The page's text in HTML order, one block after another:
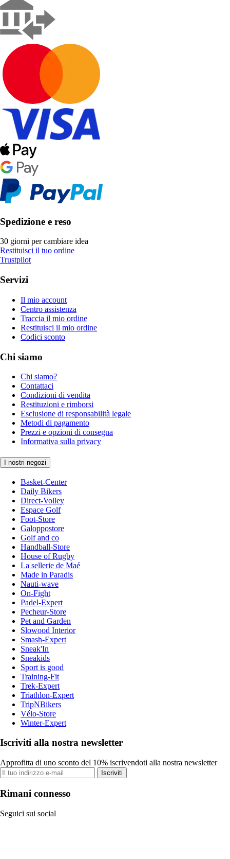
Spedizione e reso
30 giorni per cambiare idea
Restituisci il tuo ordine
Trustpilot
Servizi
Il mio account
Centro assistenza
Traccia il mio ordine
Restituisci il mio ordine
Codici sconto
Chi siamo
Chi siamo?
Contattaci
Condizioni di vendita
Restituzioni e rimborsi
Esclusione di responsabilità legale
Metodi di pagamento
Prezzi e opzioni di consegna
Informativa sulla privacy
I nostri negozi
Basket-Center
Daily Bikers
Direct-Volley
Espace Golf
Foot-Store
Galoppostore
Golf and co
Handball-Store
House of Rugby
La sellerie de Maé
Made in Paradis
Nauti-wave
On-Fight
Padel-Expert
Pecheur-Store
Pet and Garden
Slowood Interior
Smash-Expert
Sneak'In
Sneakids
Sport is good
Training-Fit
Trek-Expert
Triathlon-Expert
TripNBikers
Vélo-Store
Winter-Expert
Iscriviti alla nostra newsletter
Approfitta di uno sconto del 10% iscrivendoti alla nostra newsletter
Iscriviti
Rimani connesso
Seguici sui social